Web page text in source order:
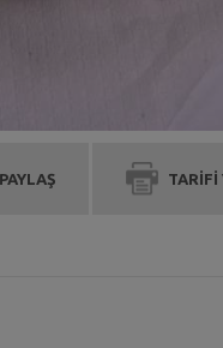
TARİFİ